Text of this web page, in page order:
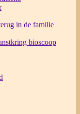
in de familie
bioscoop